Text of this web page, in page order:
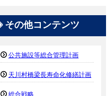
その他コンテンツ
公共施設等総合管理計画
天川村橋梁長寿命化修繕計画
総合戦略